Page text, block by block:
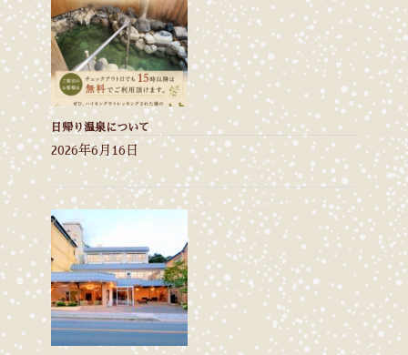
日帰り温泉について
2026年6月16日